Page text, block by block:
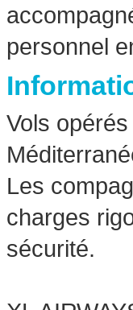
personnel
Vols
Les
charges
sécurité.